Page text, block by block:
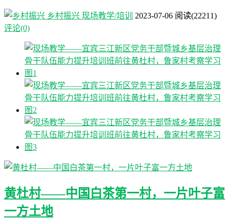
乡村振兴 现场教学/培训 2023-07-06 阅读(22211)
评论(0)
黄杜村——中国白茶第一村，一片叶子富
一方土地